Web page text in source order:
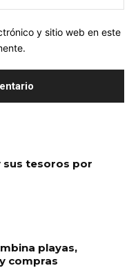
y sitio web en este
sus tesoros por
playas,
compras